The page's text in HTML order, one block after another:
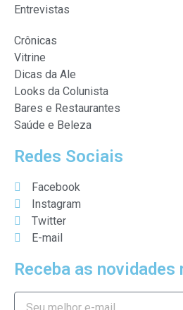
Entrevistas
Crônicas
Vitrine
Dicas da Ale
Looks da Colunista
Bares e Restaurantes
Saúde e Beleza
Redes Sociais
Facebook
Instagram
Twitter
E-mail
Receba as novidades